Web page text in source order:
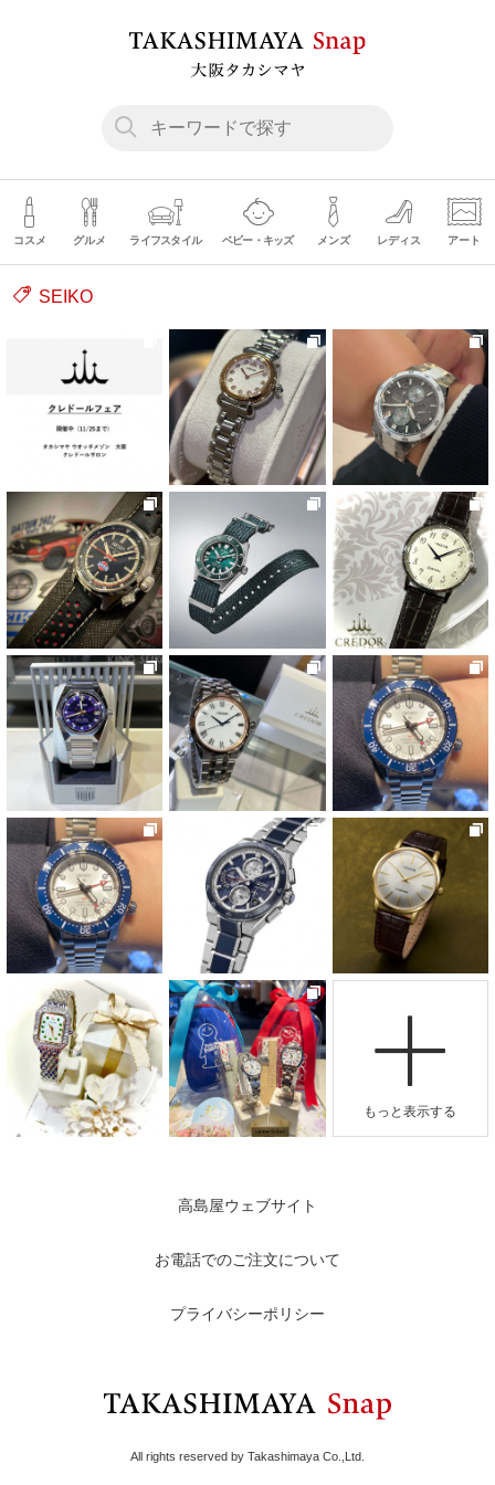
コスメ グルメ ライフスタイル ベビー・キッズ メンズ レディス アート
SEIKO
高島屋ウェブサイト
お電話でのご注文について
プライバシーポリシー
All rights reserved by Takashimaya Co.,Ltd.